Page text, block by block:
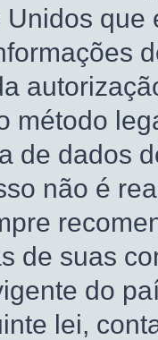
método
de dados
não é
de suas
do
lei,